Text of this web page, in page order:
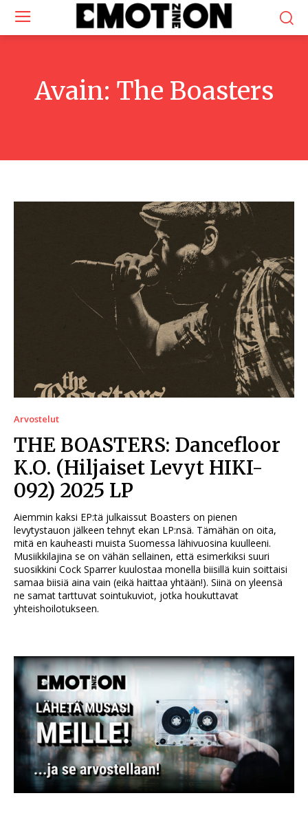
Avain: The Boasters
Arvostelut
THE BOASTERS: Dancefloor
K.O. (Hiljaiset Levyt HIKI-
092) 2025 LP
Aiemmin kaksi EP:tä julkaissut Boasters on pienen
levytystauon jälkeen tehnyt ekan LP:nsä. Tämähän on oita,
mitä en kauheasti muista Suomessa lähivuosina kuulleeni.
Musiikkilajina se on vähän sellainen, että esimerkiksi suuri
suosikkini Cock Sparrer kuulostaa monella biisillä kuin soittaisi
samaa biisiä aina vain (eikä haittaa yhtään!). Siinä on yleensä
ne samat tarttuvat sointukuviot, jotka houkuttavat
yhteishoilotukseen.